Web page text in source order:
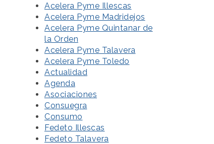
Acelera Pyme Illescas
Acelera Pyme Madridejos
Acelera Pyme Quintanar de
la Orden
Acelera Pyme Talavera
Acelera Pyme Toledo
Actualidad
Agenda
Asociaciones
Consuegra
Consumo
Fedeto Illescas
Fedeto Talavera